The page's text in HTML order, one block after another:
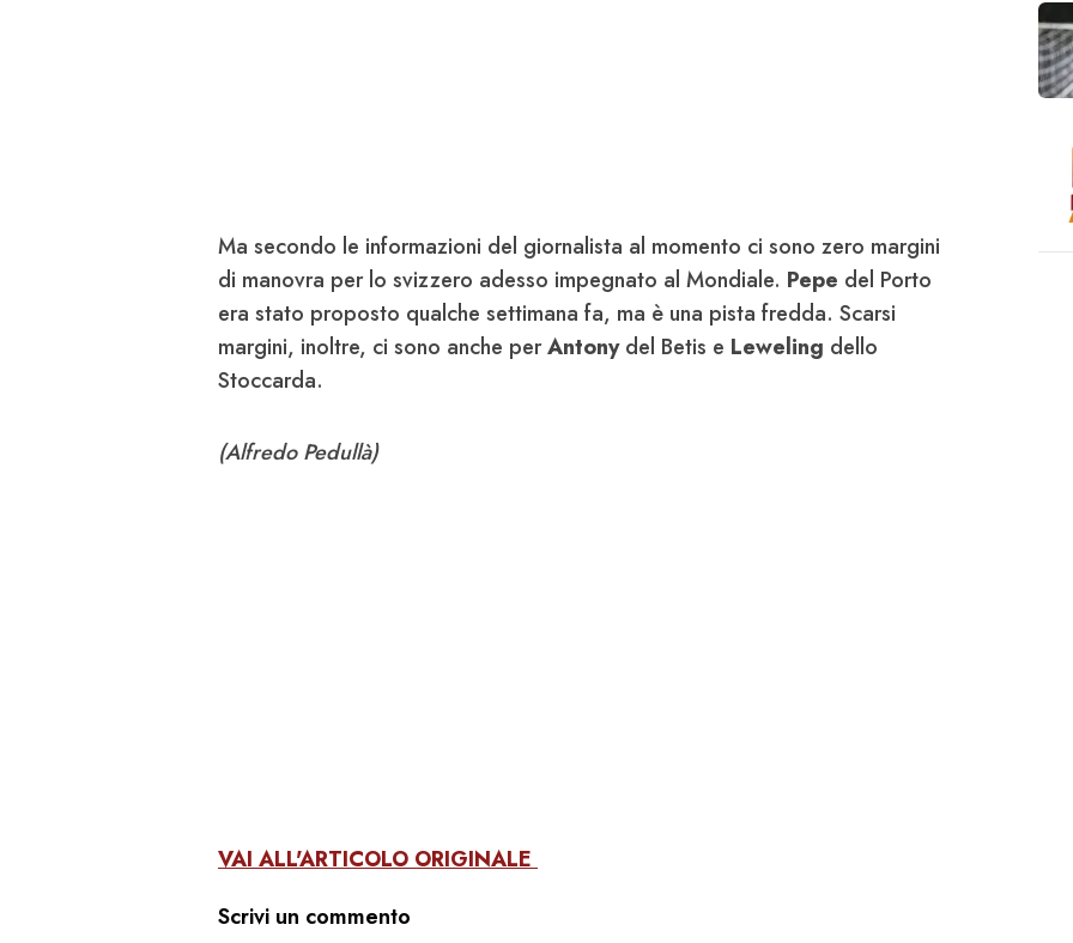
Ma secondo le informazioni del giornalista al momento ci sono zero margini
di manovra per lo svizzero adesso impegnato al Mondiale. Pepe del Porto
era stato proposto qualche settimana fa, ma è una pista fredda. Scarsi
margini, inoltre, ci sono anche perAntonydel Betis e Leweling dello
Stoccarda.
(Alfredo Pedullà)
VAI ALL'ARTICOLO ORIGINALE
Scrivi un commento